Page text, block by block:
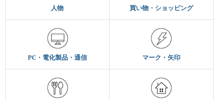
人物 買い物・ショッピング
PC・電化製品・通信 マーク・矢印